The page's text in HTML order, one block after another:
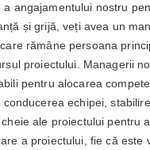
a angajamentului nostru
și grijă, veți avea un
rămâne persoana
proiectului. Managerii
pentru alocarea
conducerea echipei,
ale proiectului pentru
a proiectului, fie că este